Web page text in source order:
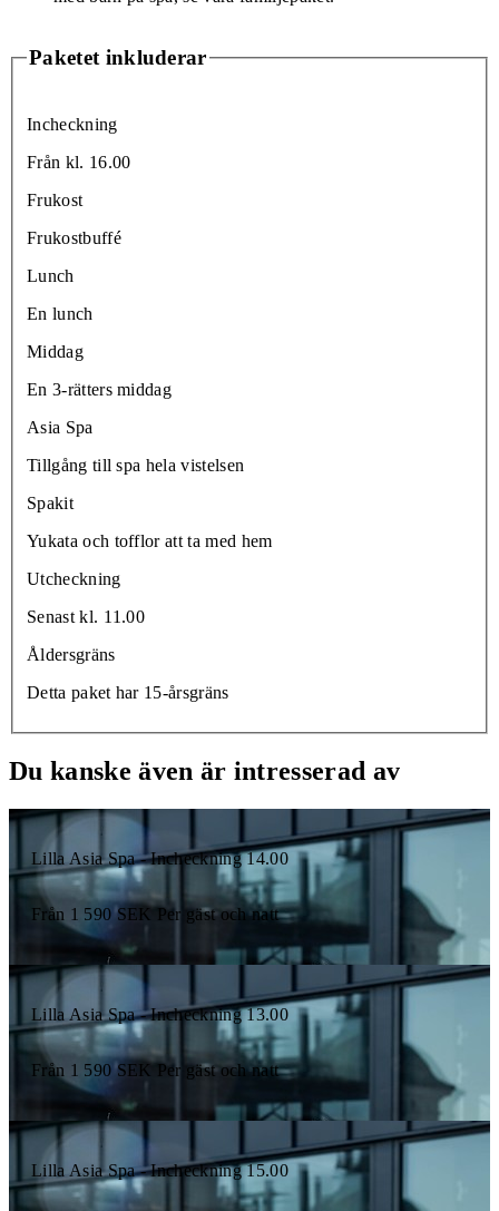
Paketet inkluderar
Incheckning
Från kl. 16.00
Frukost
Frukostbuffé
Lunch
En lunch
Middag
En 3-rätters middag
Asia Spa
Tillgång till spa hela vistelsen
Spakit
Yukata och tofflor att ta med hem
Utcheckning
Senast kl. 11.00
Åldersgräns
Detta paket har 15-årsgräns
Du kanske även är intresserad av
Lilla Asia Spa - Incheckning 14.00
Från 1 590 SEK Per gäst och natt
Lilla Asia Spa - Incheckning 13.00
Från 1 590 SEK Per gäst och natt
Lilla Asia Spa - Incheckning 15.00